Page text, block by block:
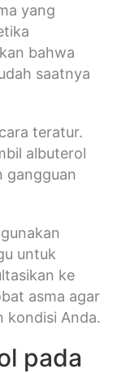
yang
bahwa
saatnya
teratur.
albuterol
gangguan
untuk
ke
asma agar
kondisi Anda.
pada